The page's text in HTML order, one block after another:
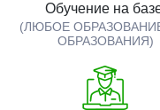
Обучение на
(ЛЮБОЕ
ОБРАЗОВАНИЯ)